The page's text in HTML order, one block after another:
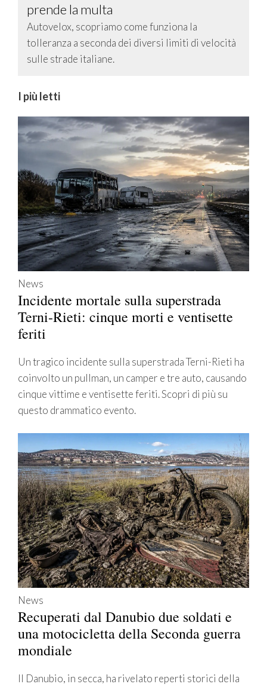
prende la multa
Autovelox, scopriamo come funziona la
tolleranza a seconda dei diversi limiti di velocità
sulle strade italiane.
I più letti
News
Incidente mortale sulla superstrada
Terni-Rieti: cinque morti e ventisette
feriti
Un tragico incidente sulla superstrada Terni-Rieti ha
coinvolto un pullman, un camper e tre auto, causando
cinque vittime e ventisette feriti. Scopri di più su
questo drammatico evento.
News
Recuperati dal Danubio due soldati e
una motocicletta della Seconda guerra
mondiale
Il Danubio, in secca, ha rivelato reperti storici della